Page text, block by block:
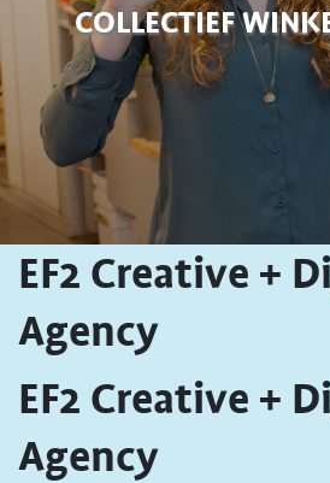
COLLECTIEF
EF2 Creative +
Agency
EF2 Creative +
Agency